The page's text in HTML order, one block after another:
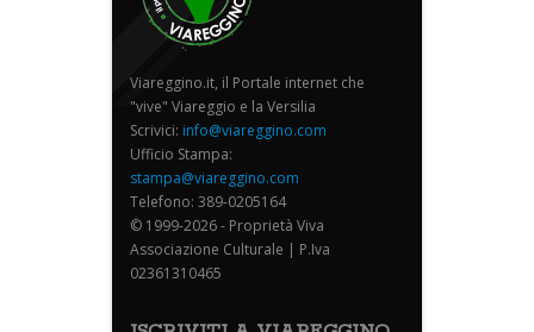
Viareggino.it, il Portale internet che
"vive" Viareggio e la Versilia
Scrivici: info@viareggino.com
Ufficio Stampa:
stampa@viareggino.com
Telefono: 389-0205164
© 1999-2026 - Proprietà Viva
Associazione Culturale | P.Iva
02361310465